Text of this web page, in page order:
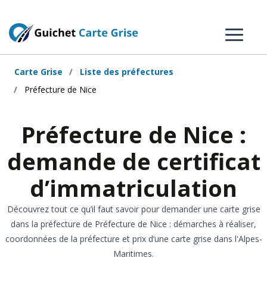
Carte Grise
Liste des préfectures
Préfecture de Nice
Préfecture de Nice :
demande de certificat
d’immatriculation
Découvrez tout ce qu’il faut savoir pour demander une carte grise
dans la préfecture de Préfecture de Nice : démarches à réaliser,
coordonnées de la préfecture et prix d’une carte grise dans l'Alpes-
Maritimes.